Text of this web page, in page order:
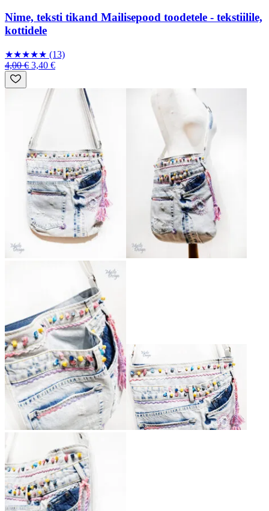
Nime, teksti tikand Mailisepood toodetele - tekstiilile,
kottidele
★★★★★ (13)
4,00 € 3,40 €